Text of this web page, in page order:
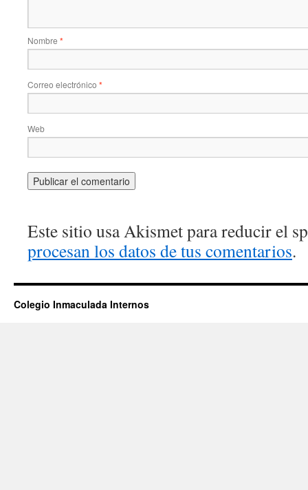
Nombre *
Correo electrónico *
Web
Este sitio usa Akismet para reducir el
procesan los datos de tus comentarios.
Colegio Inmaculada Internos